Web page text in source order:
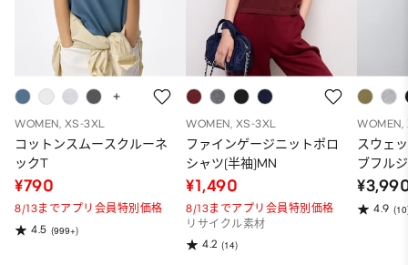
WOMEN, XS-3XL
コットンスムースクルーネ
ックT
¥790
8/13までアプリ会員特別価格
4.5 (999+)
WOMEN, XS-3XL
ファインゲージニットポロ
シャツ(半袖)MN
¥1,490
8/13までアプリ会員特別価格
リサイクル素材
4.2 (14)
WOMEN,
スウェ
ブフル
ーパー
ット）
4.9